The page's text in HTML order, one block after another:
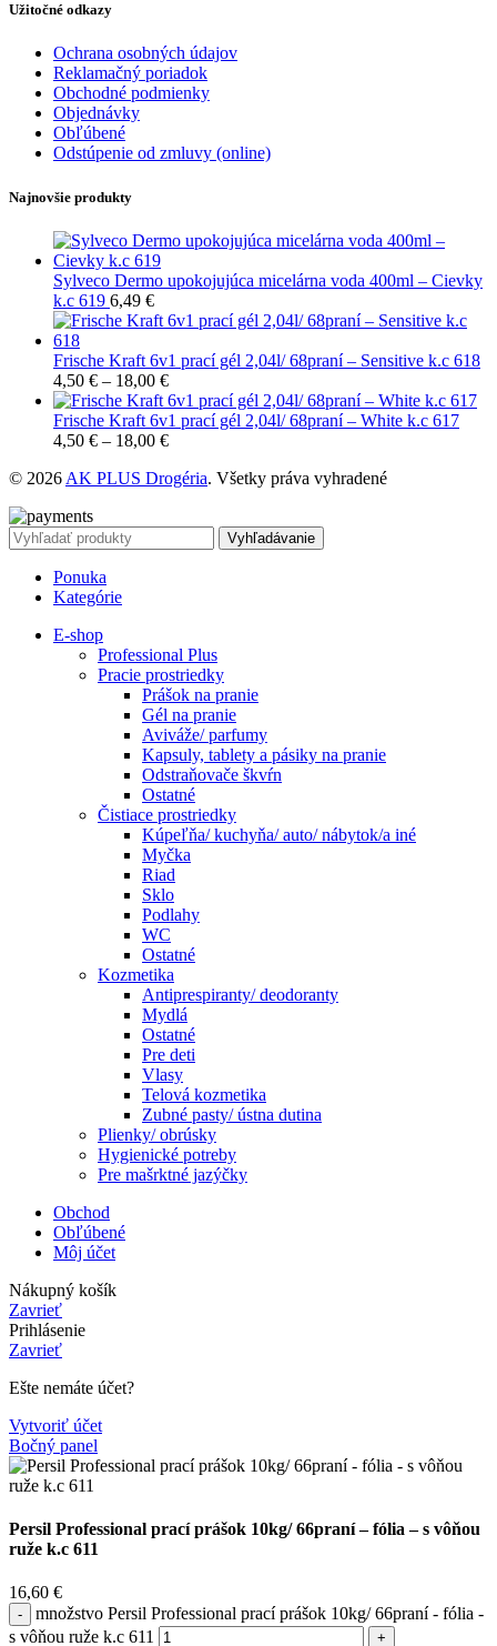
Užitočné odkazy
Ochrana osobných údajov
Reklamačný poriadok
Obchodné podmienky
Objednávky
Obľúbené
Odstúpenie od zmluvy (online)
Najnovšie produkty
Sylveco Dermo upokojujúca micelárna voda 400ml – Cievky
k.c 619 6,49 €
Frische Kraft 6v1 prací gél 2,04l/ 68praní – Sensitive k.c 618
4,50 € – 18,00 €
Frische Kraft 6v1 prací gél 2,04l/ 68praní – White k.c 617
4,50 € – 18,00 €
© 2026 AK PLUS Drogéria. Všetky práva vyhradené
Vyhľadávanie
Ponuka
Kategórie
E-shop
Professional Plus
Pracie prostriedky
Prášok na pranie
Gél na pranie
Aviváže/ parfumy
Kapsuly, tablety a pásiky na pranie
Odstraňovače škvŕn
Ostatné
Čistiace prostriedky
Kúpeľňa/ kuchyňa/ auto/ nábytok/a iné
Myčka
Riad
Sklo
Podlahy
WC
Ostatné
Kozmetika
Antiprespiranty/ deodoranty
Mydlá
Ostatné
Pre deti
Vlasy
Telová kozmetika
Zubné pasty/ ústna dutina
Plienky/ obrúsky
Hygienické potreby
Pre mašrktné jazýčky
Obchod
Obľúbené
Môj účet
Nákupný košík
Zavrieť
Prihlásenie
Zavrieť
Ešte nemáte účet?
Vytvoriť účet
Bočný panel
Persil Professional prací prášok 10kg/ 66praní – fólia – s vôňou
ruže k.c 611
16,60 €
množstvo Persil Professional prací prášok 10kg/ 66praní - fólia -
s vôňou ruže k.c 611